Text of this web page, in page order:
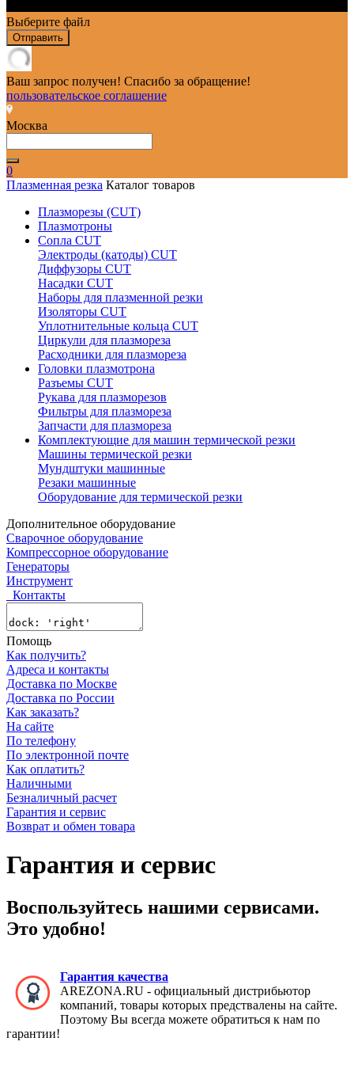
Выберите файл
Отправить
Ваш запрос получен! Спасибо за обращение!
пользовательское соглашение
Москва
0
Плазменная резка Каталог товаров
Плазморезы (CUT)
Плазмотроны
Сопла CUT
Электроды (катоды) CUT
Диффузоры CUT
Насадки CUT
Наборы для плазменной резки
Изоляторы CUT
Уплотнительные кольца CUT
Циркули для плазмореза
Расходники для плазмореза
Головки плазмотрона
Разъемы CUT
Рукава для плазморезов
Фильтры для плазмореза
Запчасти для плазмореза
Комплектующие для машин термической резки
Машины термической резки
Мундштуки машинные
Резаки машинные
Оборудование для термической резки
Дополнительное оборудование
Сварочное оборудование
Компрессорное оборудование
Генераторы
Инструмент
Контакты
Помощь
Как получить?
Адреса и контакты
Доставка по Москве
Доставка по России
Как заказать?
На сайте
По телефону
По электронной почте
Как оплатить?
Наличными
Безналичный расчет
Гарантия и сервис
Возврат и обмен товара
Гарантия и сервис
Воспользуйтесь нашими сервисами.
Это удобно!
Гарантия качества
AREZONA.RU - официальный дистрибьютор
компаний, товары которых предствалены на сайте.
Поэтому Вы всегда можете обратиться к нам по
гарантии!